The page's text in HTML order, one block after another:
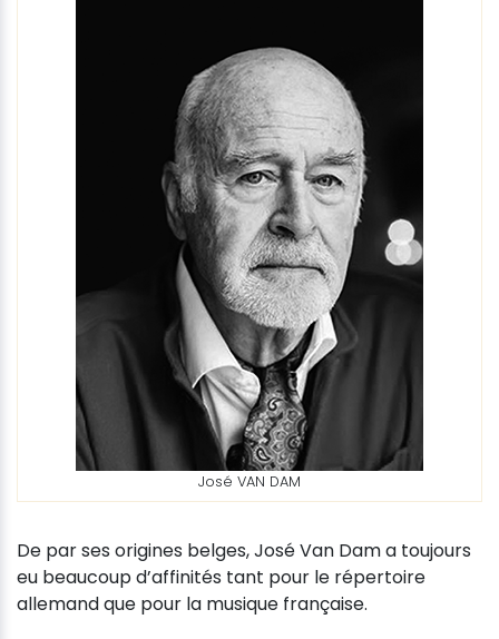
José VAN DAM
De par ses origines belges, José Van Dam a toujours
eu beaucoup d’affinités tant pour le répertoire
allemand que pour la musique française.